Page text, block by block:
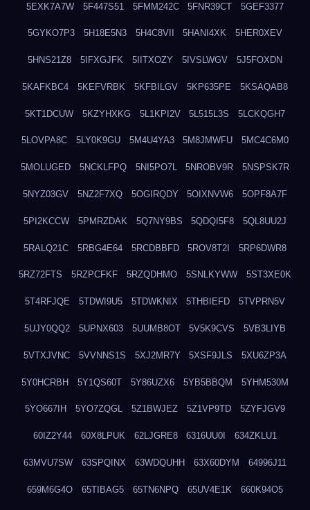
5EXK7A7W 5F447S51 5FMM242C 5FNR39CT 5GEF3377
5GYKO7P3 5H18E5N3 5H4C8VII 5HANI4XK 5HER0XEV
5HNS21Z8 5IFXGJFK 5IITXOZY 5IVSLWGV 5J5FOXDN
5KAFKBC4 5KEFVRBK 5KFBILGV 5KP635PE 5KSAQAB8
5KT1DCUW 5KZYHXKG 5L1KPI2V 5L515L3S 5LCKQGH7
5LOVPA8C 5LY0K9GU 5M4U4YA3 5M8JMWFU 5MC4C6M0
5MOLUGED 5NCKLFPQ 5NI5PO7L 5NROBV9R 5NSPSK7R
5NYZ03GV 5NZ2F7XQ 5OGIRQDY 5OIXNVW6 5OPF8A7F
5PI2KCCW 5PMRZDAK 5Q7NY9BS 5QDQI5F8 5QL8UU2J
5RALQ21C 5RBG4E64 5RCDBBFD 5ROV8T2I 5RP6DWR8
5RZ72FTS 5RZPCFKF 5RZQDHMO 5SNLKYWW 5ST3XE0K
5T4RFJQE 5TDWI9U5 5TDWKNIX 5THBIEFD 5TVPRN5V
5UJY0QQ2 5UPNX603 5UUMB8OT 5V5K9CVS 5VB3LIYB
5VTXJVNC 5VVNNS1S 5XJ2MR7Y 5XSF9JLS 5XU6ZP3A
5Y0HCRBH 5Y1QS60T 5Y86UZX6 5YB5BBQM 5YHM530M
5YO667IH 5YO7ZQGL 5Z1BWJEZ 5Z1VP9TD 5ZYFJGV9
60IZ2Y44 60X8LPUK 62LJGRE8 6316UU0I 634ZKLU1
63MVU7SW 63SPQINX 63WDQUHH 63X60DYM 64996J11
659M6G4O 65TIBAG5 65TN6NPQ 65UV4E1K 660K94O5